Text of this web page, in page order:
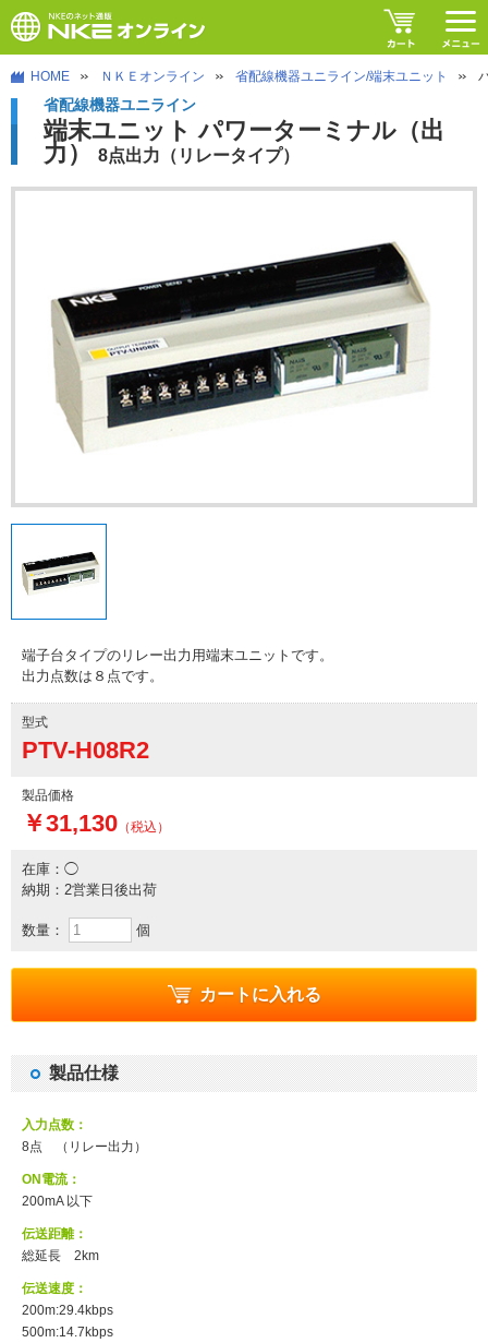
HOME ＮＫＥオンライン 省配線機器ユニライン/端末ユニット
省配線機器ユニライン
端末ユニット パワーターミナル（出
力）
8点出力（リレータイプ）
端子台タイプのリレー出力用端末ユニットです。
出力点数は８点です。
型式
PTV-H08R2
製品価格
￥31,130 （税込）
在庫：◯
納期：2営業日後出荷
数量： 個
カートに入れる
製品仕様
入力点数：
8点 （リレー出力）
ON電流：
200mA 以下
伝送距離：
総延長 2km
伝送速度：
200m:29.4kbps
500m:14.7kbps